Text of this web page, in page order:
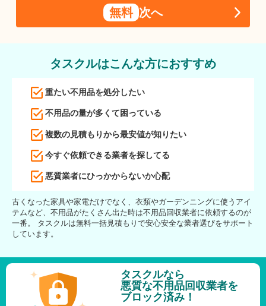
無料 次へ
タスクルはこんな方におすすめ
重たい不用品を処分したい
不用品の量が多くて困っている
複数の見積もりから最安値が知りたい
今すぐ依頼できる業者を探してる
悪質業者にひっかからないか心配
古くなった家具や家電だけでなく、衣類やガーデンニングに使うアイ
テムなど、不用品がたくさん出た時は不用品回収業者に依頼するのが
一番。 タスクルは無料一括見積もりで安心安全な業者選びをサポート
しています。
タスクルなら
悪質な不用品回収業者を
ブロック済み！